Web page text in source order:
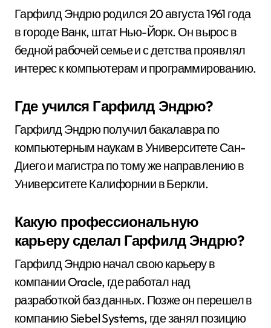
Гарфилд Эндрю родился 20 августа 1961 года
в городе Ванк, штат Нью-Йорк. Он вырос в
бедной рабочей семье и с детства проявлял
интерес к компьютерам и программированию.
Где учился Гарфилд Эндрю?
Гарфилд Эндрю получил бакалавра по
компьютерным наукам в Университете Сан-
Диего и магистра по тому же направлению в
Университете Калифорнии в Беркли.
Какую профессиональную
карьеру сделал Гарфилд Эндрю?
Гарфилд Эндрю начал свою карьеру в
компании Oracle, где работал над
разработкой баз данных. Позже он перешел в
компанию Siebel Systems, где занял позицию